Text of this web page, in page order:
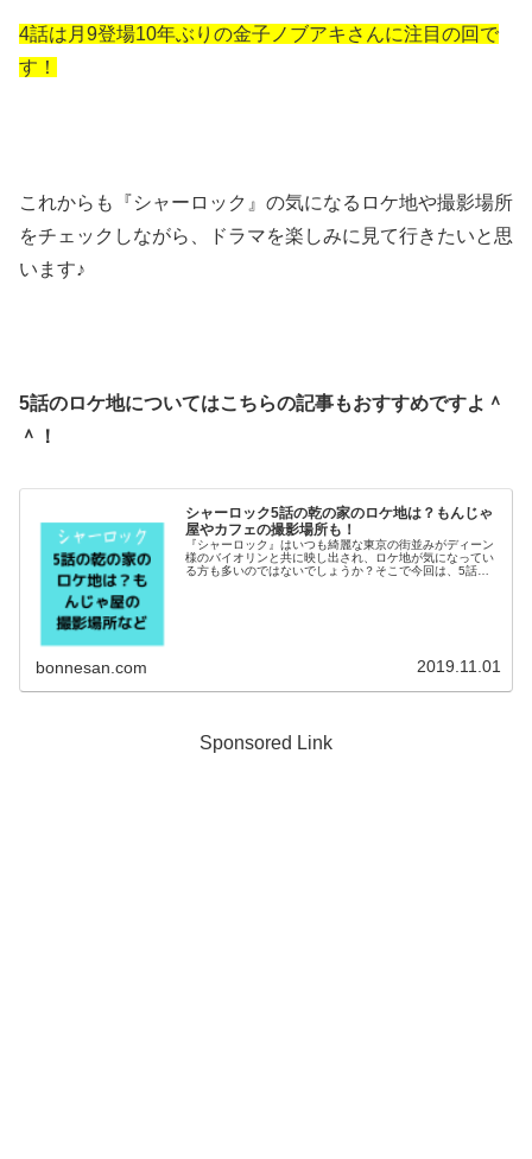
4話は月9登場10年ぶりの金子ノブアキさんに注目の回で
す！
これからも『シャーロック』の気になるロケ地や撮影場所
をチェックしながら、ドラマを楽しみに見て行きたいと思
います♪
5話のロケ地についてはこちらの記事もおすすめですよ＾
＾！
シャーロック5話の乾の家のロケ地は？もんじゃ
屋やカフェの撮影場所も！
『シャーロック』はいつも綺麗な東京の街並みがディーン
様のバイオリンと共に映し出され、ロケ地が気になってい
る方も多いのではないでしょうか？そこで今回は、5話の
bonnesan.com 2019.11.01
Sponsored Link